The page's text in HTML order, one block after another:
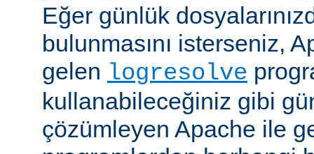
Eğer günlük
bulunmasını isterseniz,
gelen logresolve
kullanabileceğiniz gibi
çözümleyen Apache ile